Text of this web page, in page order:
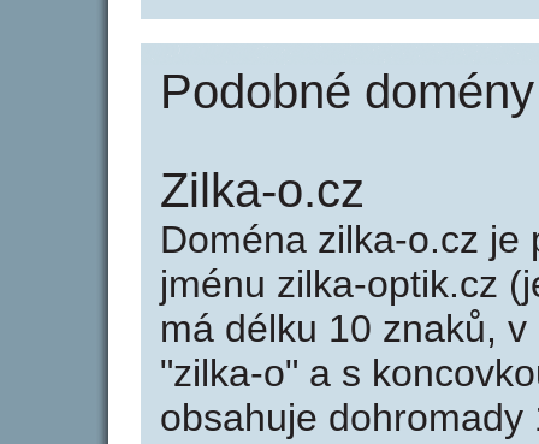
Podobné
Zilka-o.cz
Doména zilka-o.cz je
jménu zilka-optik.cz
má délku 10 znaků,
"zilka-o" a s
obsahuje